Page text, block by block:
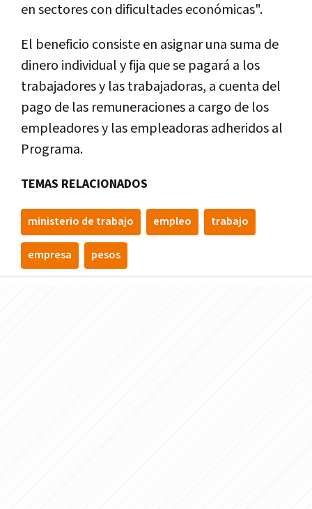
en sectores con dificultades económicas".
El beneficio consiste en asignar una suma de
dinero individual y fija que se pagará a los
trabajadores y las trabajadoras, a cuenta del
pago de las remuneraciones a cargo de los
empleadores y las empleadoras adheridos al
Programa.
TEMAS RELACIONADOS
ministerio de trabajo empleo trabajo
empresa pesos